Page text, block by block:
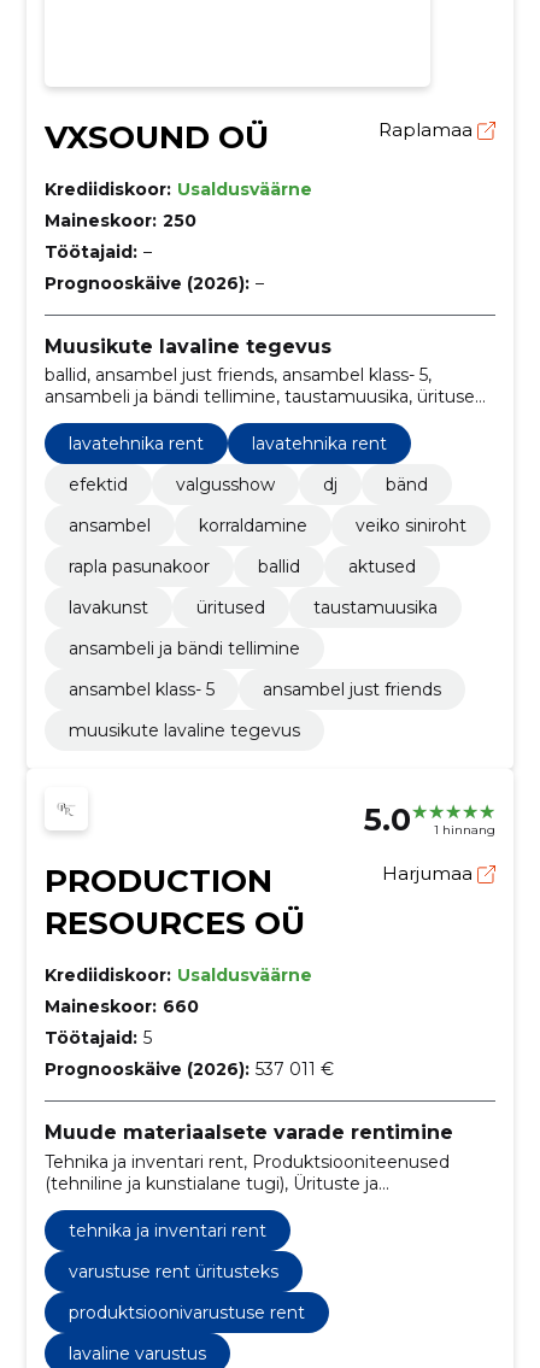
VXSOUND OÜ Raplamaa
Krediidiskoor: Usaldusväärne
Maineskoor: 250
Töötajaid: –
Prognooskäive (2026): –
Muusikute lavaline tegevus
ballid, ansambel just friends, ansambel klass- 5,
ansambeli ja bändi tellimine, taustamuusika, üritused,
lavatehnika rent, lavakunst, aktused, Efektid
lavatehnika rent
lavatehnika rent
efektid
valgusshow dj
bänd
ansambel
korraldamine
veiko siniroht
rapla pasunakoor
ballid
aktused
lavakunst
üritused
taustamuusika
ansambeli ja bändi tellimine
ansambel klass- 5
ansambel just friends
muusikute lavaline tegevus
5.0 1 hinnang
PRODUCTION
RESOURCES OÜ
Harjumaa
Krediidiskoor: Usaldusväärne
Maineskoor: 660
Töötajaid: 5
Prognooskäive (2026): 537 011 €
Muude materiaalsete varade rentimine
Tehnika ja inventari rent, Produktsiooniteenused
(tehniline ja kunstialane tugi), Ürituste ja
produktsioonide tehniline teenindus,
produktsiooniteenuste lahendused, ürituste
produktsiooniteenused, varustuse rent üritusteks,
inventari renditeenused, tehniline tugi
produktsioonidele, kunstiline tugi üritustele, tehniline
teenindus üritustel
tehnika ja inventari rent
varustuse rent üritusteks
produktsioonivarustuse rent
lavaline varustus